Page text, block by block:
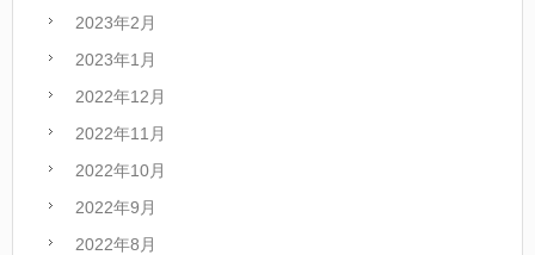
2023年2月
2023年1月
2022年12月
2022年11月
2022年10月
2022年9月
2022年8月